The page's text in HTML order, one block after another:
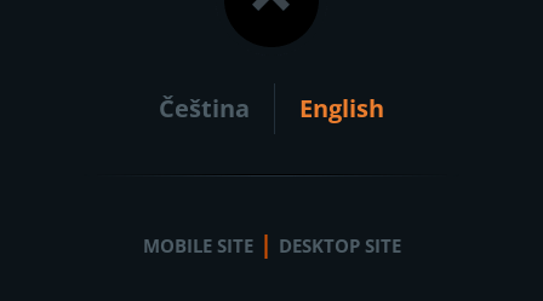
Čeština English
MOBILE SITE | DESKTOP SITE